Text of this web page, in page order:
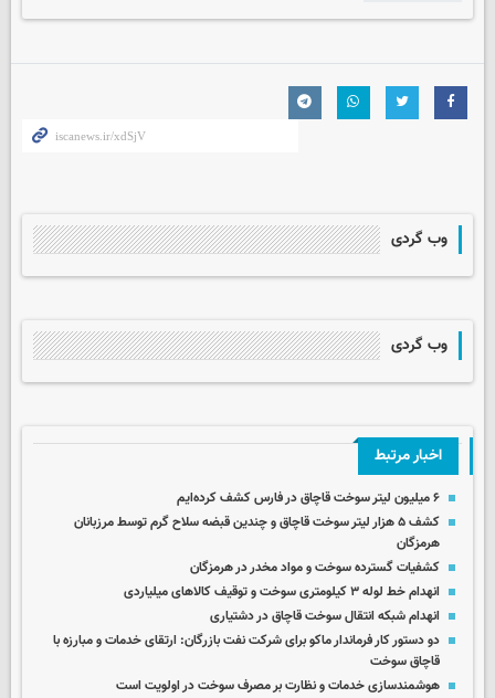
وب گردی
وب گردی
اخبار مرتبط
۶ میلیون لیتر سوخت قاچاق در فارس کشف کرده‌ایم
کشف ۵ هزار لیتر سوخت قاچاق و چندین قبضه سلاح گرم توسط مرزبانان
هرمزگان
کشفیات گسترده سوخت و مواد مخدر در هرمزگان
انهدام خط لوله ۳ کیلومتری سوخت و توقیف کالاهای میلیاردی
انهدام شبکه انتقال سوخت قاچاق در دشتیاری
دو دستور کار فرماندار ماکو برای شرکت نفت بازرگان: ارتقای خدمات و مبارزه با
قاچاق سوخت
هوشمندسازی خدمات و نظارت بر مصرف سوخت در اولویت است